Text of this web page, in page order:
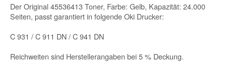
Der Original 45536413 Toner, Farbe: Gelb, Kapazität: 24.000
Seiten, passt garantiert in folgende Oki Drucker:
C 931 / C 911 DN / C 941 DN
Reichweiten sind Herstellerangaben bei 5 % Deckung.